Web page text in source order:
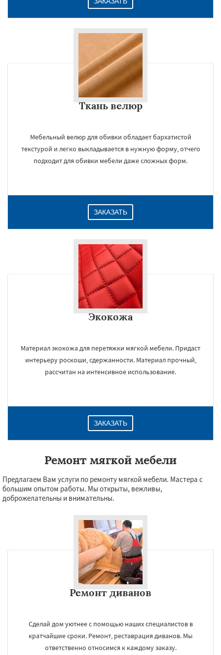
Ткань велюр
Мебельный велюр для обивки обладает бархатистой
текстурой и легко выкладывается в нужную форму, отчего
подходит для обивки мебели даже сложных форм.
ЗАКАЗАТЬ
Экокожа
Материал экокожа для перетяжки мягкой мебели. Придаст
интерьеру роскоши, сдержанности. Материал прочный,
рассчитан на интенсивное использование.
ЗАКАЗАТЬ
Ремонт мягкой мебели
Предлагаем Вам услуги по ремонту мягкой мебели. Мастера с
большим опытом работы. Мы открыты, вежливы,
доброжелательны и внимательны.
Ремонт диванов
Сделай дом уютнее с помощью наших специалистов в
кратчайшие сроки. Ремонт, реставрация диванов. Мы
ответственно относимся к каждому заказу.